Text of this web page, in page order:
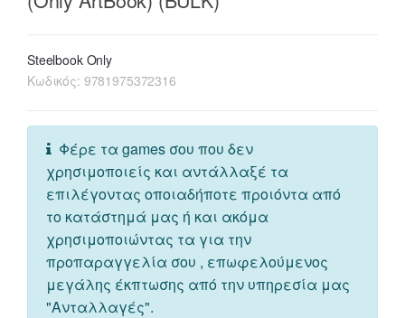
Steelbook Only
Κωδικός: 9781975372316
Φέρε τα games σου που δεν
χρησιμοποιείς και αντάλλαξέ τα
επιλέγοντας οποιαδήποτε προιόντα από
το κατάστημά μας ή και ακόμα
χρησιμοποιώντας τα για την
προπαραγγελία σου , επωφελούμενος
μεγάλης έκπτωσης από την υπηρεσία μας
"Ανταλλαγές".